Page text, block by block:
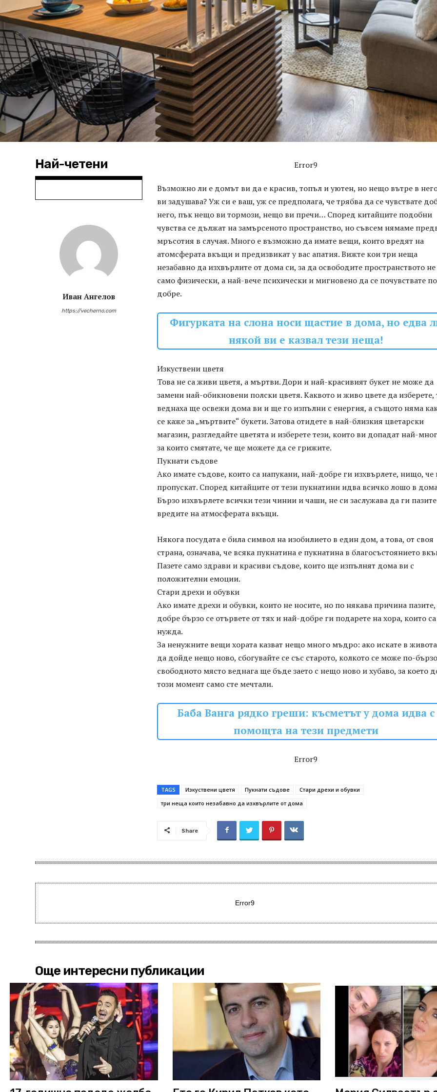
Най-четени
Иван Ангелов
https://vecherno.com
Error9
Възможно ли е домът ви да е красив, топъл и уютен, но нещо вътре в
ви задушава? Уж си е ваш, уж се предполага, че трябва да се чувствате
него, пък нещо ви тормози, нещо ви пречи… Според китайците подобни
чувства се дължат на замърсеното пространство, но съвсем нямаме
мръсотия в случая. Много е възможно да имате вещи, които вредят на
атомсферата вкъщи и предизвикат у вас апатия. Вижте кои три неща
незабавно да изхвърлите от дома си, за да освободите пространството не
само физически, а най-вече психически и мигновено да се почувствате
добре.
Фигурката на слона носи щастие в дома, но едва
някой ви е казвал тези неща!
Изкуствени цветя
Това не са живи цветя, а мъртви. Дори и най-красивият букет не може да
замени най-обикновени полски цветя. Каквото и живо цвете да изберете,
веднаха ще освежи дома ви и ще го изпълни с енергия, а същото няма
се каже за „мъртвите“ букети. Затова отидете в най-близкия цветарски
магазин, разгледайте цветята и изберете тези, които ви допадат най-
за които смятате, че ще можете да се грижите.
Пукнати съдове
Ако имате съдове, които са напукани, най-добре ги изхвърлете, нищо, че
пропускат. Според китайците от тези пукнатини идва всичко лошо в
Бързо изхвърлете всички тези чинии и чаши, не си заслужава да ги
вредите на атмосферата вкъщи.
Някога посудата е била символ на изобилието в един дом, а това, от своя
страна, означава, че всяка пукнатина е пукнатина в благосъстоянието
Пазете само здрави и красиви съдове, които ще изпълнят дома ви с
положителни емоции.
Стари дрехи и обувки
Ако имате дрехи и обувки, които не носите, но по някава причина
добре бързо се отървете от тях и най-добре ги подарете на хора, които
нужда.
За ненужните вещи хората казват нещо много мъдро: ако искате в
да дойде нещо ново, сбогувайте се със старото, колкото се може по-
свободното място веднага ще бъде заето с нещо ново и хубаво, за което
този момент само сте мечтали.
Баба Ванга рядко греши: късметът у дома идва с
помощта на тези предмети
Error9
TAGS Изкуствени цветя Пукнати съдове
Стари дрехи и обувки
три неща които незабавно да изхвърлите от дома
Share
Error9
Още интересни публикации